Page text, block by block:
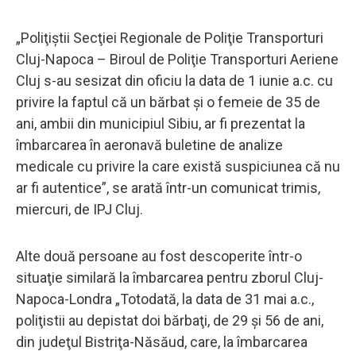
„Poliţiştii Secţiei Regionale de Poliţie Transporturi
Cluj-Napoca – Biroul de Poliţie Transporturi Aeriene
Cluj s-au sesizat din oficiu la data de 1 iunie a.c. cu
privire la faptul că un bărbat şi o femeie de 35 de
ani, ambii din municipiul Sibiu, ar fi prezentat la
îmbarcarea în aeronavă buletine de analize
medicale cu privire la care există suspiciunea că nu
ar fi autentice”, se arată într-un comunicat trimis,
miercuri, de IPJ Cluj.
Alte două persoane au fost descoperite într-o
situaţie similară la îmbarcarea pentru zborul Cluj-
Napoca-Londra „Totodată, la data de 31 mai a.c.,
poliţistii au depistat doi bărbaţi, de 29 şi 56 de ani,
din judeţul Bistriţa-Năsăud, care, la îmbarcarea